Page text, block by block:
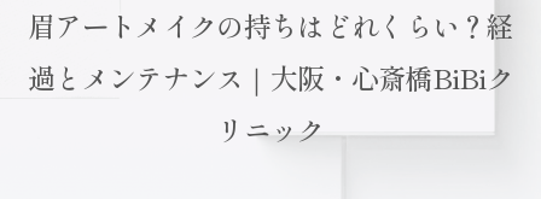
眉アートメイクの持ちはどれくらい？経
過とメンテナンス｜大阪・心斎橋BiBiク
リニック